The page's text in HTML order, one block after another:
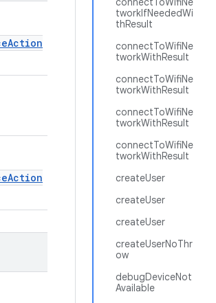
tworkIfNeededWi
thResult
connectToWifiNe
tworkWithResult
connectToWifiNe
tworkWithResult
connectToWifiNe
tworkWithResult
connectToWifiNe
tworkWithResult
createUser
createUser
createUser
createUserNoThr
ow
debugDeviceNot
Available